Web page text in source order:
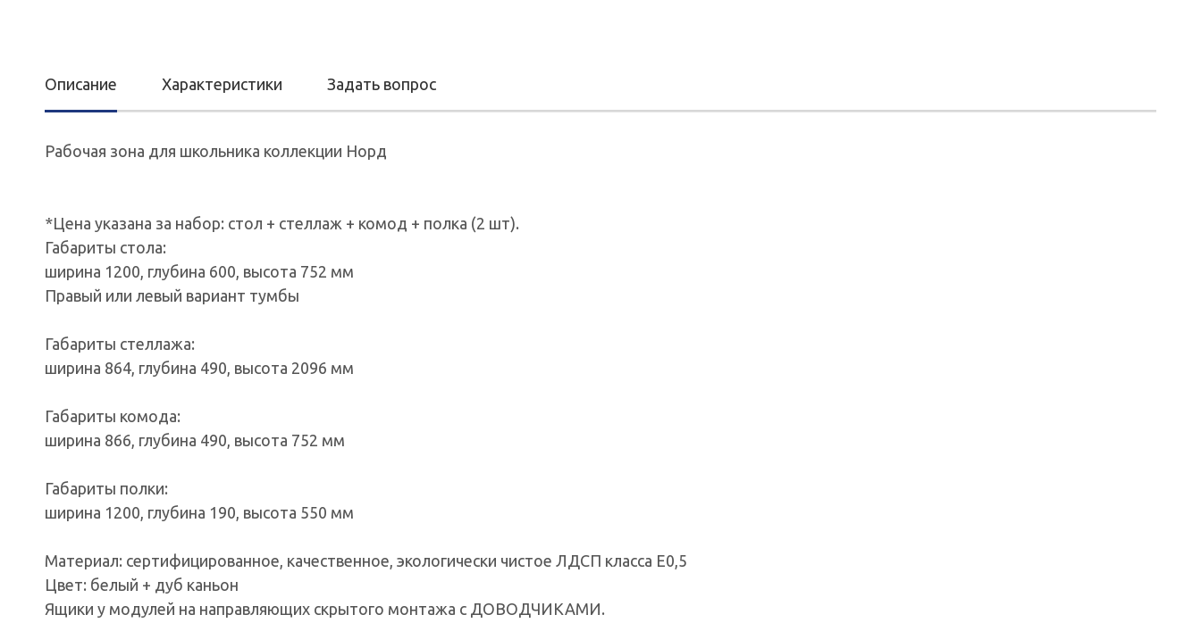
Описание Характеристики Задать вопрос
Рабочая зона для школьника коллекции Норд
*Цена указана за набор: стол + стеллаж + комод + полка (2 шт).
Габариты стола:
ширина 1200, глубина 600, высота 752 мм
Правый или левый вариант тумбы
Габариты стеллажа:
ширина 864, глубина 490, высота 2096 мм
Габариты комода:
ширина 866, глубина 490, высота 752 мм
Габариты полки:
ширина 1200, глубина 190, высота 550 мм
Материал: сертифицированное, качественное, экологически чистое ЛДСП класса Е0,5
Цвет: белый + дуб каньон
Ящики у модулей на направляющих скрытого монтажа с ДОВОДЧИКАМИ.